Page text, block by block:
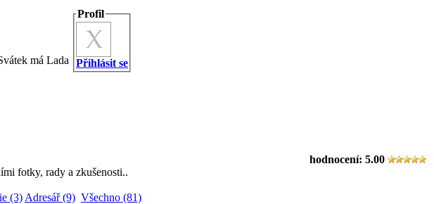
má Lada
Profil
Přihlásit se
hodnocení: 5.00
fotky, rady a zkušenosti..
(3) Adresář (9) Všechno (81)